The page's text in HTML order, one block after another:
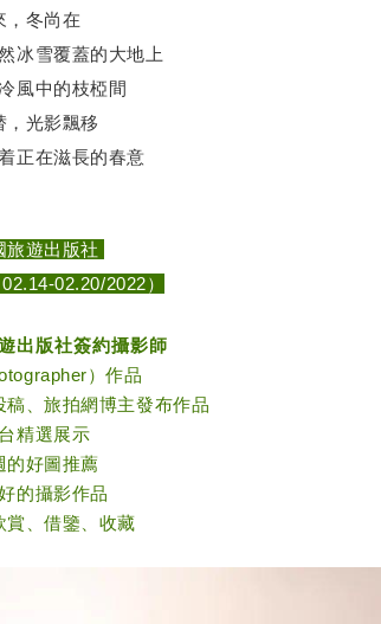
，冬尚在
冰雪覆蓋的大地上
風中的枝椏間
，光影飄移
正在滋長的春意
遊出版社
02.20/2022）
出版社簽約攝影師
）作品
、旅拍網博主發布作品
精選展示
的好圖推薦
的攝影作品
賞、借鑒、收藏